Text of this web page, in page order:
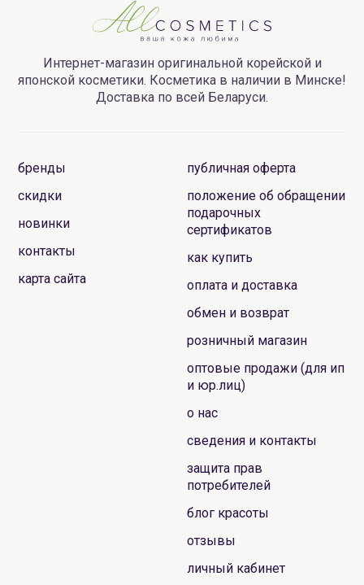
Интернет-магазин оригинальной корейской и
японской косметики. Косметика в наличии в Минске!
Доставка по всей Беларуси.
бренды
скидки
новинки
контакты
карта сайта
публичная оферта
положение об обращении
подарочных
сертификатов
как купить
оплата и доставка
обмен и возврат
розничный магазин
оптовые продажи (для ип
и юр.лиц)
о нас
сведения и контакты
защита прав
потребителей
блог красоты
отзывы
личный кабинет